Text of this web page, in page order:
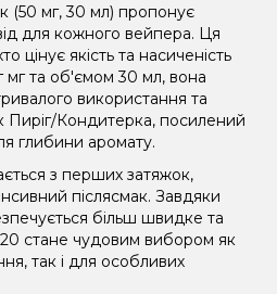
(50 мг, 30 мл) пропонує
для кожного вейпера. Ця
цінує якість та насиченість
мг та об'ємом 30 мл, вона
використання та
Пиріг/Кондитерка, посилений
глибини аромату.
з перших затяжок,
післясмак. Завдяки
більш швидке та
стане чудовим вибором як
так і для особливих